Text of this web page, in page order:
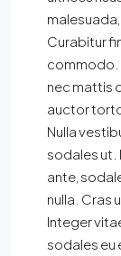
Curabitur
commodo.
nec mattis
auctor
Nulla
sodales ut.
ante,
nulla. Cras
Integer
sodales eu